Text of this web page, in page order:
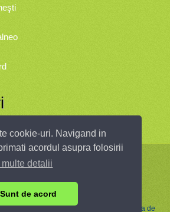
cookie-uri. Navigand in
acordul asupra folosirii
multe detalii
Sunt de acord
Media SRL.
Politica de